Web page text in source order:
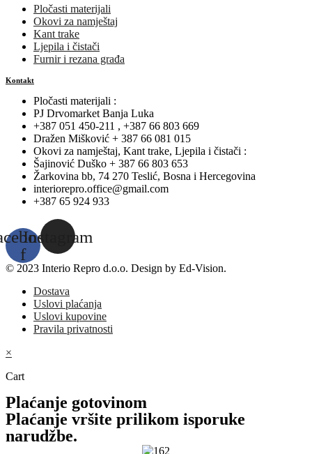
Pločasti materijali
Okovi za namještaj
Kant trake
Ljepila i čistači
Furnir i rezana građa
Kontakt
Pločasti materijali :
PJ Drvomarket Banja Luka
+387 051 450-211 , +387 66 803 669
Dražen Mišković + 387 66 081 015
Okovi za namještaj, Kant trake, Ljepila i čistači :
Šajinović Duško + 387 66 803 653
Žarkovina bb, 74 270 Teslić, Bosna i Hercegovina
interiorepro.office@gmail.com
+387 65 924 933
f
Instagram
© 2023 Interio Repro d.o.o. Design by Ed-Vision.
Dostava
Uslovi plaćanja
Uslovi kupovine
Pravila privatnosti
×
Cart
Plaćanje gotovinom
Plaćanje vršite prilikom isporuke
narudžbe.